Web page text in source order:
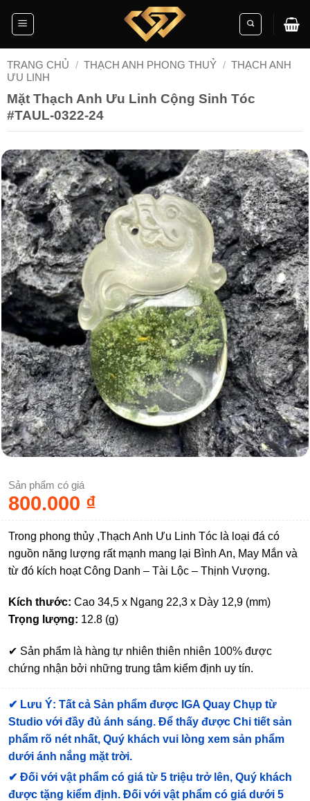
TRANG CHỦ / THẠCH ANH PHONG THUỶ / THẠCH ANH
ƯU LINH
Mặt Thạch Anh Ưu Linh Cộng Sinh Tóc
#TAUL-0322-24
Sản phẩm có giá
800.000 ₫
Trong phong thủy ,Thạch Anh Ưu Linh Tóc là loại đá có
nguồn năng lượng rất mạnh mang lại Bình An, May Mắn và
từ đó kích hoạt Công Danh – Tài Lộc – Thịnh Vượng.
Kích thước: Cao 34,5 x Ngang 22,3 x Dày 12,9 (mm)
Trọng lượng: 12.8 (g)
✔ Sản phẩm là hàng tự nhiên thiên nhiên 100% được
chứng nhận bởi những trung tâm kiểm định uy tín.
✔ Lưu Ý: Tất cả Sản phẩm được IGA Quay Chụp từ
Studio với đầy đủ ánh sáng. Để thấy được Chi tiết sản
phẩm rõ nét nhất, Quý khách vui lòng xem sản phẩm
dưới ánh nắng mặt trời.
✔ Đối với vật phẩm có giá từ 5 triệu trở lên, Quý khách
được tặng kiểm định. Đối với vật phẩm có giá dưới 5